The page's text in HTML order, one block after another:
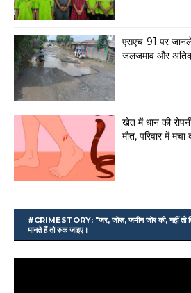
एसएच-91 पर
जलजमाव और
खेत में धान की
मौत, परिवार में मचा
#CRIMESTORY: "जर, जोरू, जमीन जोर की, नहीं तो
मानते हैं तो रुक जाइए।